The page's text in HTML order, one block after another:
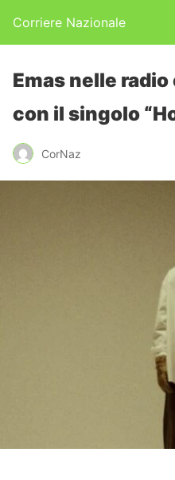
Corriere Nazionale
Emas nelle
con il singolo
CorNaz